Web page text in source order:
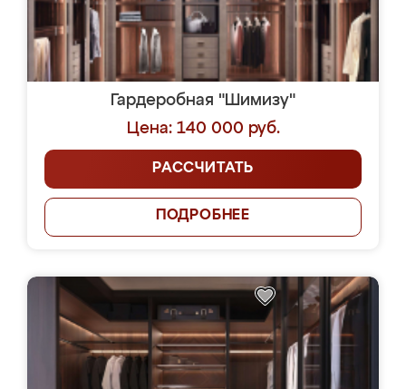
Гардеробная "Шимизу"
Цена: 140 000 руб.
РАССЧИТАТЬ
ПОДРОБНЕЕ